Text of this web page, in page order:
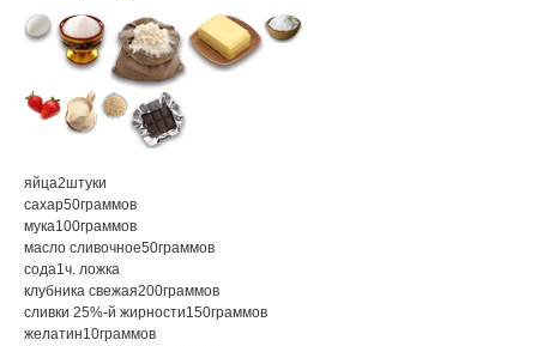
яйца2штуки
сахар50граммов
мука100граммов
масло сливочное50граммов
сода1ч. ложка
клубника свежая200граммов
сливки 25%-й жирности150граммов
желатин10граммов